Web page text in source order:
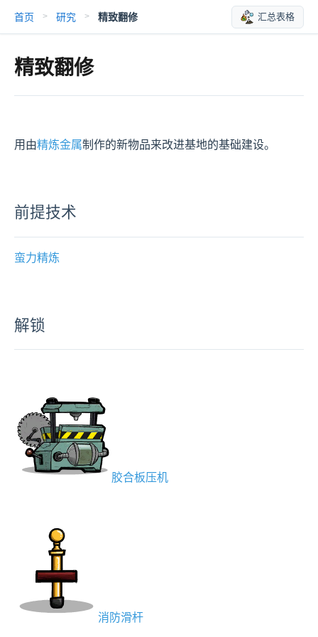
首页 > 研究 > 精致翻修 汇总表格
精致翻修
用由精炼金属制作的新物品来改进基地的基础建设。
前提技术
蛮力精炼
解锁
胶合板压机
消防滑杆